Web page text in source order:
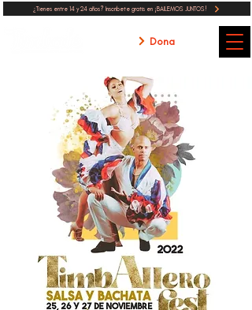
¿Tienes entre 14 y 24 años? Inscribete gratis en ¡BAILEMOS JUNTOS!
Dona